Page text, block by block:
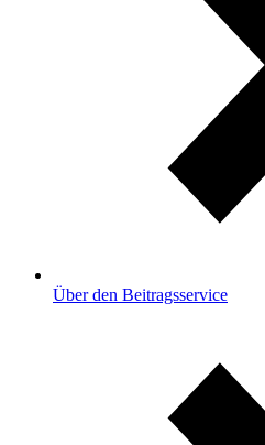
Über den Beitragsservice